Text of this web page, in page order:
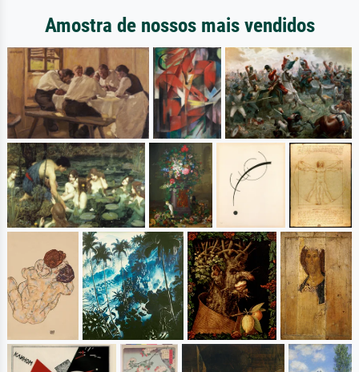
Amostra de nossos mais vendidos